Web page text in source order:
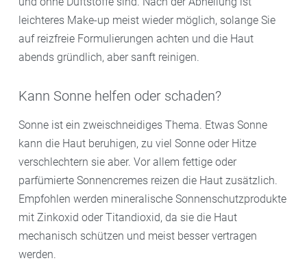
leichteres Make-up meist wieder möglich, solange Sie
auf reizfreie Formulierungen achten und die Haut
abends gründlich, aber sanft reinigen.
Kann Sonne helfen oder schaden?
Sonne ist ein zweischneidiges Thema. Etwas Sonne
kann die Haut beruhigen, zu viel Sonne oder Hitze
verschlechtern sie aber. Vor allem fettige oder
parfümierte Sonnencremes reizen die Haut zusätzlich.
Empfohlen werden mineralische Sonnenschutzprodukte
mit Zinkoxid oder Titandioxid, da sie die Haut
mechanisch schützen und meist besser vertragen
werden.